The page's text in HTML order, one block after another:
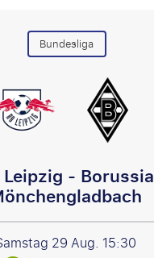
Bundesliga
Leipzig - Borussia
29 Aug. 15:30